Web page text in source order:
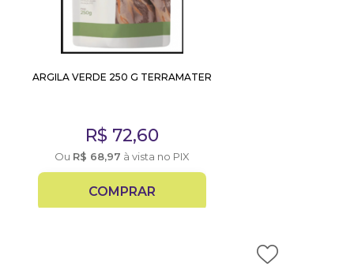
ARGILA VERDE 250 G TERRAMATER
R$ 72,60
Ou R$ 68,97 à vista no PIX
COMPRAR